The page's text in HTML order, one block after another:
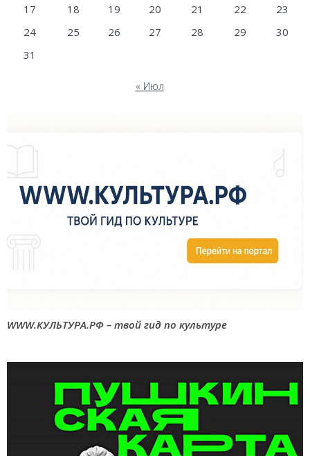
17
18 19 20 21 22
23
24
25 26 27 28 29
30
31
« Июл
WWW.КУЛЬТУРА.РФ – твой гид по культуре